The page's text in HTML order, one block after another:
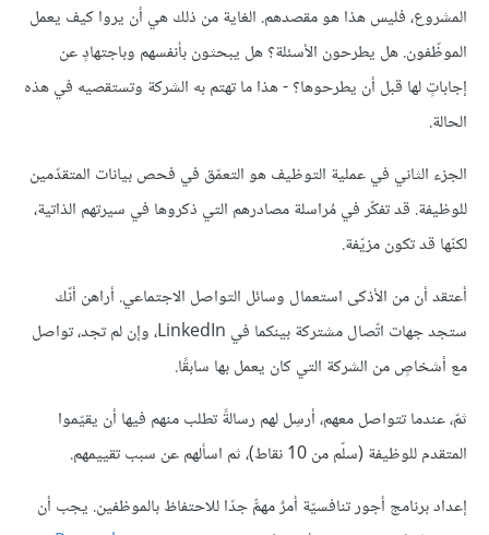
المشروع، فليس هذا هو مقصدهم. الغاية من ذلك هي أن يروا كيف يعمل
الموظّفون. هل يطرحون الأسئلة؟ هل يبحثون بأنفسهم وباجتهادٍ عن
إجاباتٍ لها قبل أن يطرحوها؟ - هذا ما تهتم به الشركة وتستقصيه في هذه
الحالة.
الجزء الثاني في عملية التوظيف هو التعمّق في فحص بيانات المتقدّمين
للوظيفة. قد تفكّر في مُراسلة مصادرهم التي ذكروها في سيرتهم الذاتية،
لكنّها قد تكون مزيّفة.
أعتقد أن من الأذكى استعمال وسائل التواصل الاجتماعي. أراهن أنّك
ستجد جهات اتّصال مشتركة بينكما في LinkedIn، وإن لم تجد، تواصل
مع أشخاصٍ من الشركة التي كان يعمل بها سابقًا.
ثمّ، عندما تتواصل معهم، أرسِل لهم رسالةً تطلب منهم فيها أن يقيّموا
المتقدم للوظيفة (سلّم من 10 نقاط)، ثم اسألهم عن سبب تقييمهم.
إعداد برنامج أجور تنافسيّة أمرٌ مهمُّ جدّا للاحتفاظ بالموظفين. يجب أن